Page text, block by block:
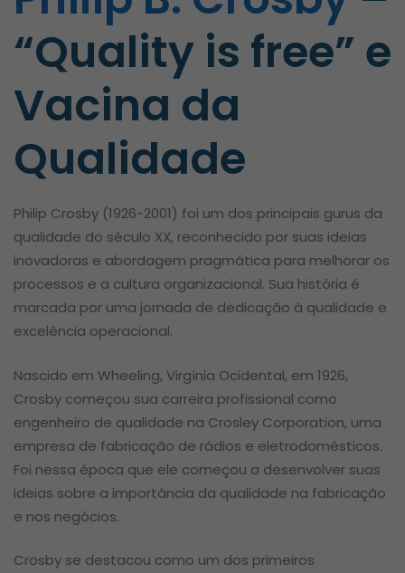
“Quality is free” e
Vacina da
Qualidade
Philip Crosby (1926-2001) foi um dos principais gurus da
qualidade do século XX, reconhecido por suas ideias
inovadoras e abordagem pragmática para melhorar os
processos e a cultura organizacional. Sua história é
marcada por uma jornada de dedicação à qualidade e
excelência operacional.
Nascido em Wheeling, Virgínia Ocidental, em 1926,
Crosby começou sua carreira profissional como
engenheiro de qualidade na Crosley Corporation, uma
empresa de fabricação de rádios e eletrodomésticos.
Foi nessa época que ele começou a desenvolver suas
ideias sobre a importância da qualidade na fabricação
e nos negócios.
Crosby se destacou como um dos primeiros